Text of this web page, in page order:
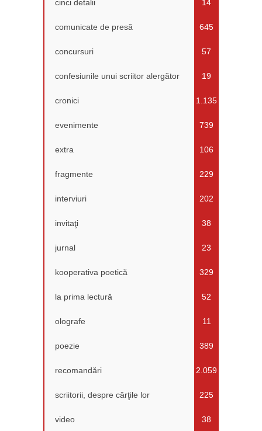
cinci detalii 14
comunicate de presă 645
concursuri 57
confesiunile unui scriitor alergător 19
cronici 1.135
evenimente 739
extra 106
fragmente 229
interviuri 202
invitaţi 38
jurnal 23
kooperativa poetică 329
la prima lectură 52
olografe 11
poezie 389
recomandări 2.059
scriitorii, despre cărţile lor 225
video 38